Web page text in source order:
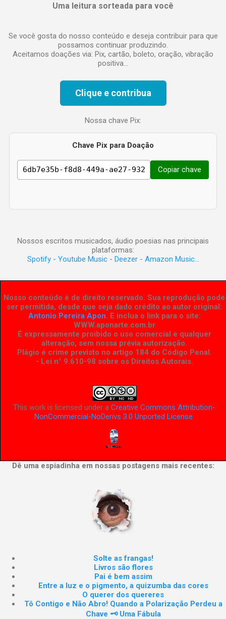
Uma leitura sorteada para você
Se você gosta do nosso conteúdo e deseja contribuir para que
possamos continuar produzindo.
Aceitamos doações via: Pix, cartão, boleto, oração, vibração
positiva...
Clique e contribua
Nossa chave Pix:
Chave Pix para Doação
Copiar chave
Nossos escritos musicados, áudio poesias nas principais
plataformas:
Spotify- Youtube Music- Deezer- Amazon Music...
Nosso conteúdo é de direito reservado. Sua reprodução pode
ser permitida, desde que seja dado crédito ao autor original:
Antonio Pereira Apon. E inclua o link para o site:
WWW.aponarte.com.br
É expressamente proibido o uso comercial e qualquer
alteração, sem nossa prévia autorização.
Plágio é crime previsto no artigo 184 do Código Penal.
- Lei n° 9.610-98 sobre os Direitos Autorais.
This work is licensed under aCreative Commons Attribution-
NonCommercial-NoDerivs 3.0 Unported License.
Dê uma espiadinha em nossas postagens mais recentes:
Solte as frangas!
Livros são flores
Pai é bem assim
Entre a luz e o pigmento, a quizumba das cores
O querer dos quereres
Tô Contigo e Não Abro! Quando a Polarização Perdeu a
Chave 🗝️ Uma Fábula